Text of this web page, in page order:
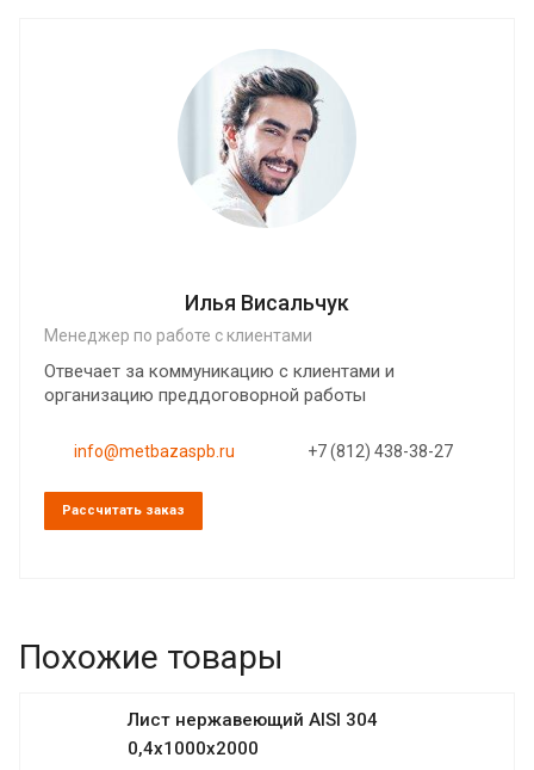
Илья Висальчук
Менеджер по работе с клиентами
Отвечает за коммуникацию с клиентами и
организацию преддоговорной работы
info@metbazaspb.ru +7 (812) 438-38-27
Рассчитать заказ
Похожие товары
Лист нержавеющий AISI 304
0,4х1000х2000